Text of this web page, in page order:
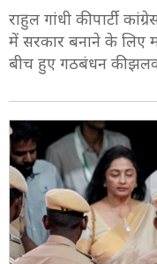
राहुल गांधी की पार्टी
में सरकार बनाने के लिए
बीच हुए गठबंधन की